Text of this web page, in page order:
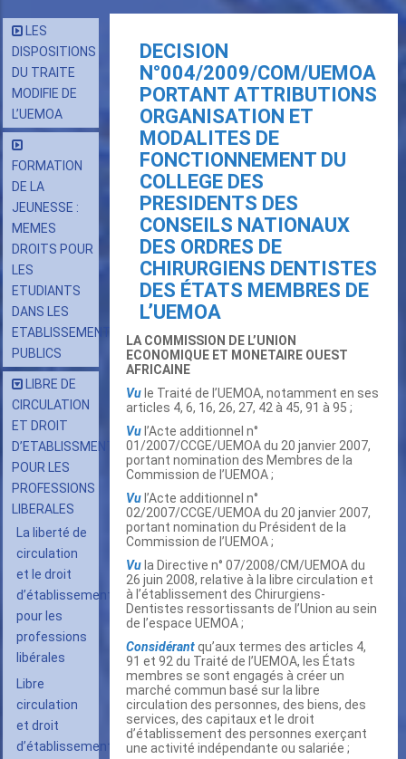
LES
DISPOSITIONS
DU TRAITE
MODIFIE DE
L’UEMOA
FORMATION
DE LA
JEUNESSE :
MEMES
DROITS POUR
LES
ETUDIANTS
DANS LES
ETABLISSEMENTS
PUBLICS
LIBRE DE
CIRCULATION
ET DROIT
D’ETABLISSMENT
POUR LES
PROFESSIONS
LIBERALES
La liberté de
circulation
et le droit
d’établissement
pour les
professions
libérales
Libre
circulation
et droit
d’établissement
DECISION
N°004/2009/COM/UEMOA
PORTANT ATTRIBUTIONS
ORGANISATION ET
MODALITES DE
FONCTIONNEMENT DU
COLLEGE DES
PRESIDENTS DES
CONSEILS NATIONAUX
DES ORDRES DE
CHIRURGIENS DENTISTES
DES ÉTATS MEMBRES DE
L’UEMOA
LA COMMISSION DE L’UNION
ECONOMIQUE ET MONETAIRE OUEST
AFRICAINE
Vu le Traité de l’UEMOA, notamment en ses
articles 4, 6, 16, 26, 27, 42 à 45, 91 à 95 ;
Vu l’Acte additionnel n°
01/2007/CCGE/UEMOA du 20 janvier 2007,
portant nomination des Membres de la
Commission de l’UEMOA ;
Vu l’Acte additionnel n°
02/2007/CCGE/UEMOA du 20 janvier 2007,
portant nomination du Président de la
Commission de l’UEMOA ;
Vu la Directive n° 07/2008/CM/UEMOA du
26 juin 2008, relative à la libre circulation et
à l’établissement des Chirurgiens-
Dentistes ressortissants de l’Union au sein
de l’espace UEMOA ;
Considérantqu’aux termes des articles 4,
91 et 92 du Traité de l’UEMOA, les États
membres se sont engagés à créer un
marché commun basé sur la libre
circulation des personnes, des biens, des
services, des capitaux et le droit
d’établissement des personnes exerçant
une activité indépendante ou salariée ;